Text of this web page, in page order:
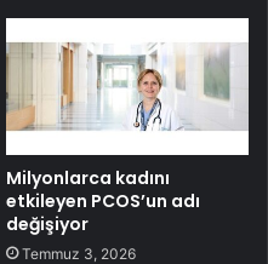
Milyonlarca kadını
etkileyen PCOS’un adı
değişiyor
Temmuz 3, 2026